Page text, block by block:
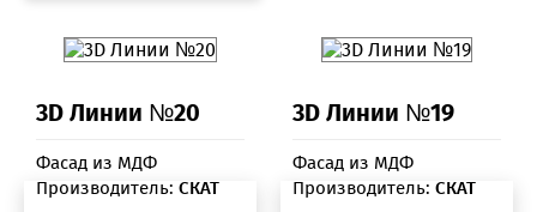
3D Линии №20
Фасад из МДФ
Производитель: СКАТ
3D Линии №19
Фасад из МДФ
Производитель: СКАТ